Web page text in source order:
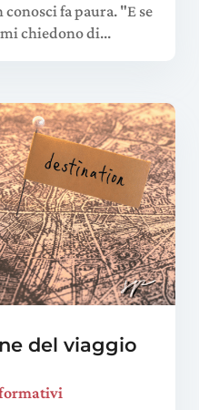
fa paura. "E se
chiedono di...
del viaggio